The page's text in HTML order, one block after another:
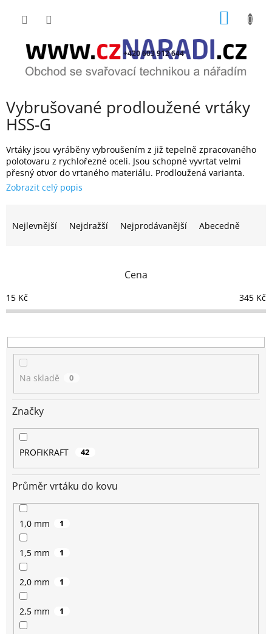
+420 603 912 644
Vybrušované prodloužené vrtáky
HSS-G
Vrtáky jsou vyráběny vybroušením z již tepelně zpracovaného
polotovaru z rychlořezné oceli. Jsou schopné vyvrtat velmi
přesný otvor do vrtaného materiálu. Prodloužená varianta.
p
r
o
u
Nejlevnější Nejdražší Nejprodávanější Abecedně
Cena
15 Kč 345 Kč
Na skladě 0
Značky
PROFIKRAFT 42
Průměr vrtáku do kovu
1,0 mm 1
1,5 mm 1
2,0 mm 1
2,5 mm 1